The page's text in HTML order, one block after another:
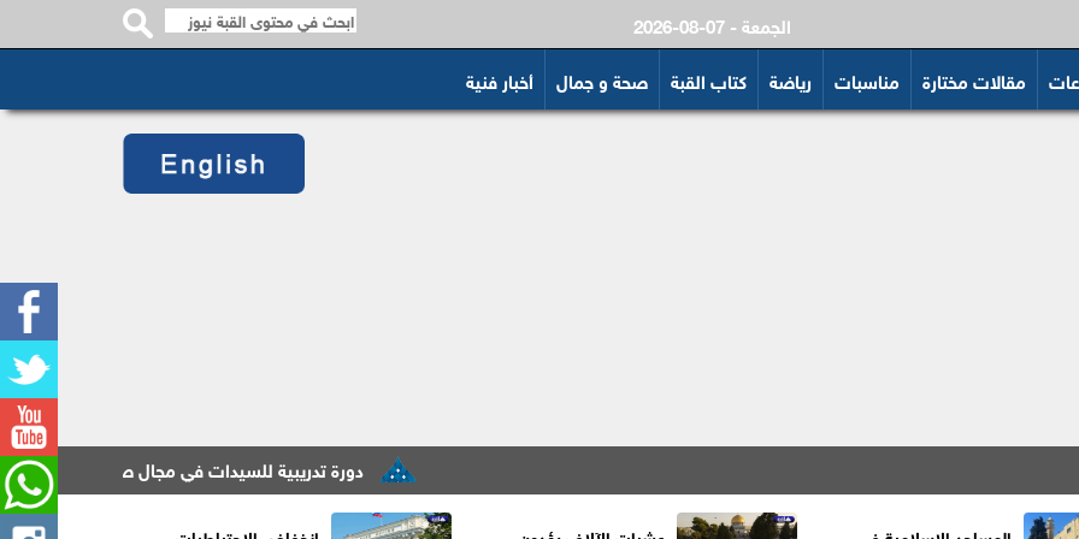
2026-08-07 - الجمعة
مقالات مختارة مناسبات رياضة كتاب القبة صحة و جمال أخبار فنية
دورة تدريبية للسيدات في مجال صناعة الصابون الطبيعي في لواء بني